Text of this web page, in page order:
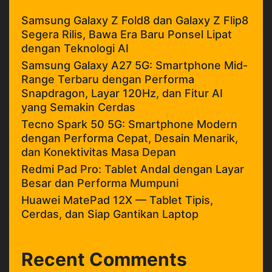
Samsung Galaxy Z Fold8 dan Galaxy Z Flip8
Segera Rilis, Bawa Era Baru Ponsel Lipat
dengan Teknologi AI
Samsung Galaxy A27 5G: Smartphone Mid-
Range Terbaru dengan Performa
Snapdragon, Layar 120Hz, dan Fitur AI
yang Semakin Cerdas
Tecno Spark 50 5G: Smartphone Modern
dengan Performa Cepat, Desain Menarik,
dan Konektivitas Masa Depan
Redmi Pad Pro: Tablet Andal dengan Layar
Besar dan Performa Mumpuni
Huawei MatePad 12X — Tablet Tipis,
Cerdas, dan Siap Gantikan Laptop
Recent Comments